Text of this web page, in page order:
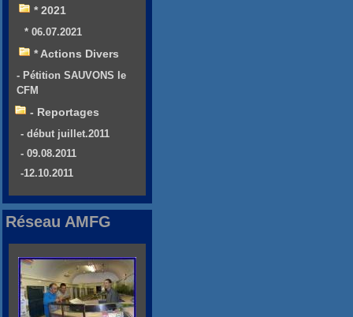
* 2021
* 06.07.2021
* Actions Divers
- Pétition SAUVONS le
CFM
- Reportages
- début juillet.2011
- 09.08.2011
-12.10.2011
Réseau AMFG